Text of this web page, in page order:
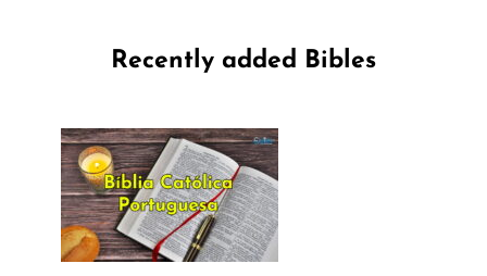
Recently added Bibles